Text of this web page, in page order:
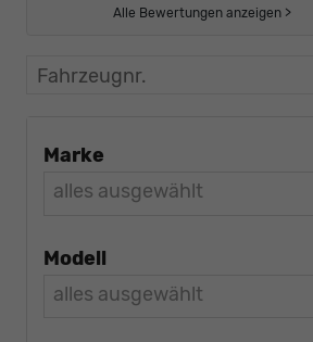
Alle Bewertungen anzeigen >
Fahrzeugnr.
Marke
alles ausgewählt
Modell
alles ausgewählt